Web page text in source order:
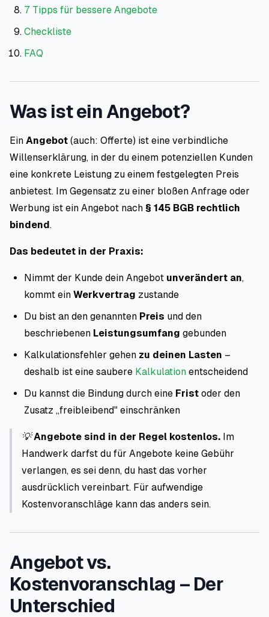
7 Tipps für bessere Angebote
Checkliste
FAQ
Was ist ein Angebot?
Ein Angebot (auch: Offerte) ist eine verbindliche
Willenserklärung, in der du einem potenziellen Kunden
eine konkrete Leistung zu einem festgelegten Preis
anbietest. Im Gegensatz zu einer bloßen Anfrage oder
Werbung ist ein Angebot nach § 145 BGB rechtlich
bindend.
Das bedeutet in der Praxis:
Nimmt der Kunde dein Angebot unverändert an,
kommt ein Werkvertrag zustande
Du bist an den genannten Preis und den
beschriebenen Leistungsumfang gebunden
Kalkulationsfehler gehen zu deinen Lasten –
deshalb ist eine saubere Kalkulation entscheidend
Du kannst die Bindung durch eine Frist oder den
Zusatz „freibleibend" einschränken
💡Angebote sind in der Regel kostenlos. Im
Handwerk darfst du für Angebote keine Gebühr
verlangen, es sei denn, du hast das vorher
ausdrücklich vereinbart. Für aufwendige
Kostenvoranschläge kann das anders sein.
Angebot vs.
Kostenvoranschlag – Der
Unterschied